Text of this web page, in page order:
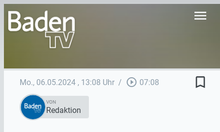
menu
Mo., 06.05.2024 , 13:08 Uhr / play_circle_outline 07:08 bookmark_border
VON
Redaktion